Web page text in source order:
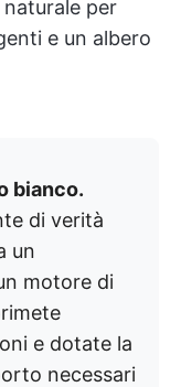
per
e un albero
bianco.
di verità
un
motore di
e dotate la
necessari